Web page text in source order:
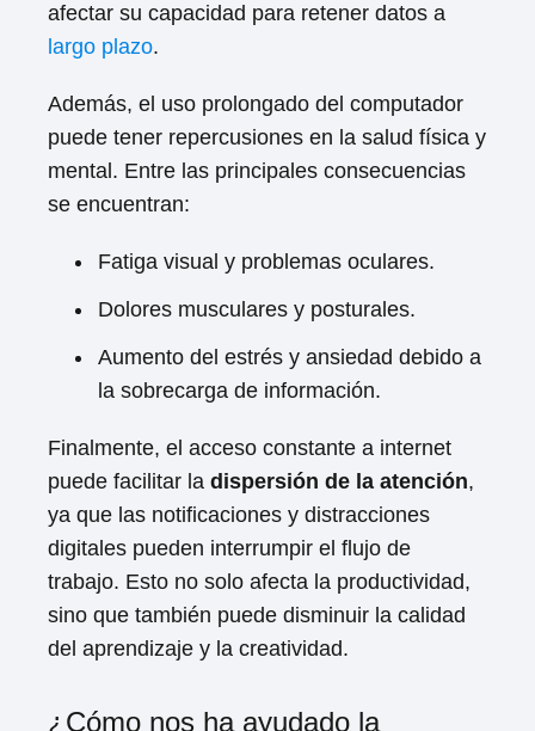
afectar su capacidad para retener datos a
largo plazo.
Además, el uso prolongado del computador
puede tener repercusiones en la salud física y
mental. Entre las principales consecuencias
se encuentran:
Fatiga visual y problemas oculares.
Dolores musculares y posturales.
Aumento del estrés y ansiedad debido a
la sobrecarga de información.
Finalmente, el acceso constante a internet
puede facilitar la dispersión de la atención,
ya que las notificaciones y distracciones
digitales pueden interrumpir el flujo de
trabajo. Esto no solo afecta la productividad,
sino que también puede disminuir la calidad
del aprendizaje y la creatividad.
¿Cómo nos ha ayudado la